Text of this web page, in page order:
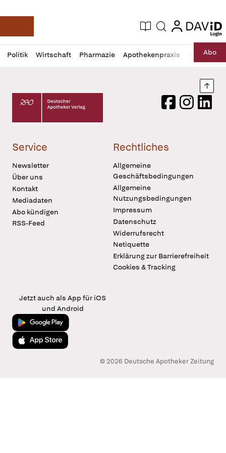
Deutsche Apotheker Zeitung
Aktuelle Ausgabe
Suche login
login
Politik Wirtschaft Pharmazie Apothekenpraxis RechtAbo
Profil
öffnen
Daz
Pur
Deutscher Apotheker Verlag Logo
FacebookInstagram
Service
Newsletter
Über uns
Kontakt
Mediadaten
Abo kündigen
RSS-Feed
Rechtliches
Allgemeine
Geschäftsbedingungen
Allgemeine
Nutzungsbedingungen
Impressum
Datenschutz
Widerrufsrecht
Netiquette
Erklärung zur Barrierefreiheit
Cookies & Tracking
Jetzt auch als App für iOS
und Android
Jetzt bei Google Play
Laden im App Store
© 2026 Deutsche Apotheker Zeitung